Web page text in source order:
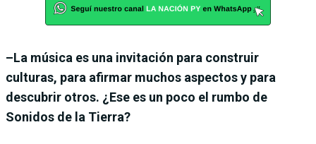
–La música es una invitación para construir
culturas, para afirmar muchos aspectos y para
descubrir otros. ¿Ese es un poco el rumbo de
Sonidos de la Tierra?